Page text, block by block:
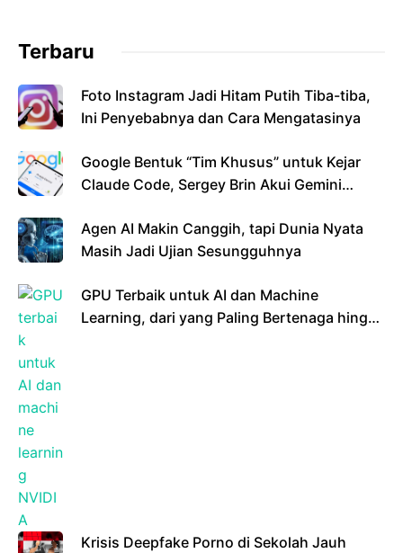
Terbaru
Foto Instagram Jadi Hitam Putih Tiba-tiba,
Ini Penyebabnya dan Cara Mengatasinya
Google Bentuk “Tim Khusus” untuk Kejar
Claude Code, Sergey Brin Akui Gemini
Agen AI Makin Canggih, tapi Dunia Nyata
Masih Jadi Ujian Sesungguhnya
GPU Terbaik untuk AI dan Machine
Learning, dari yang Paling Bertenaga hingga
Krisis Deepfake Porno di Sekolah Jauh